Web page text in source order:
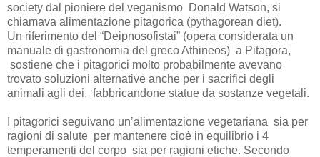
society dal pioniere del veganismo Donald Watson, si
chiamava alimentazione pitagorica (pythagorean diet).
Un riferimento del “Deipnosofistai” (opera considerata un
manuale di gastronomia del greco Athineos) a Pitagora,
sostiene che i pitagorici molto probabilmente avevano
trovato soluzioni alternative anche per i sacrifici degli
animali agli dei, fabbricandone statue da sostanze vegetali.
I pitagorici seguivano un’alimentazione vegetariana sia per
ragioni di salute per mantenere cioè in equilibrio i 4
temperamenti del corpo sia per ragioni etiche. Secondo